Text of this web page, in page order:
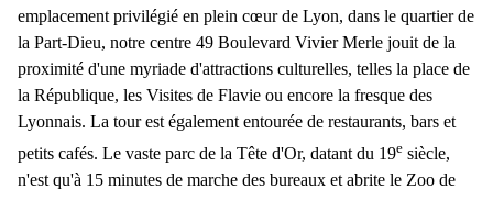
emplacement privilégié en plein cœur de Lyon, dans le quartier de
la Part-Dieu, notre centre 49 Boulevard Vivier Merle jouit de la
proximité d'une myriade d'attractions culturelles, telles la place de
la République, les Visites de Flavie ou encore la fresque des
Lyonnais. La tour est également entourée de restaurants, bars et
petits cafés. Le vaste parc de la Tête d'Or, datant du 19e siècle,
n'est qu'à 15 minutes de marche des bureaux et abrite le Zoo de